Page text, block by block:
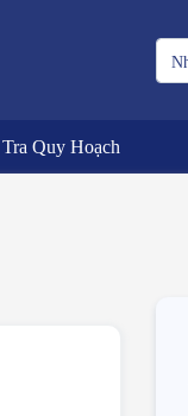
Tra Quy Hoạch